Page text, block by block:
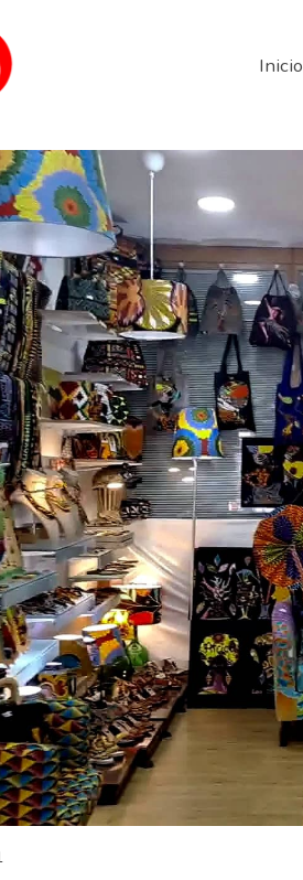
Inicio